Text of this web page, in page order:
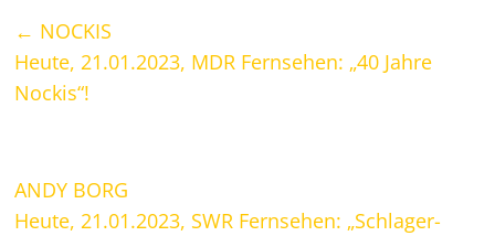
← NOCKIS
Heute, 21.01.2023, MDR Fernsehen: „40 Jahre
Nockis“!
ANDY BORG
Heute, 21.01.2023, SWR Fernsehen: „Schlager-